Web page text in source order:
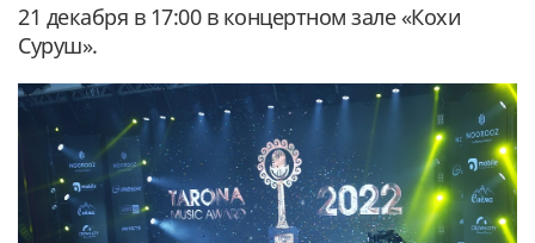
21 декабря в 17:00 в концертном зале «Кохи
Суруш».